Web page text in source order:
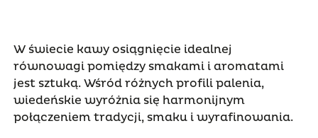
W świecie kawy osiągnięcie idealnej
równowagi pomiędzy smakami i aromatami
jest sztuką. Wśród różnych profili palenia,
wiedeńskie wyróżnia się harmonijnym
połączeniem tradycji, smaku i wyrafinowania.